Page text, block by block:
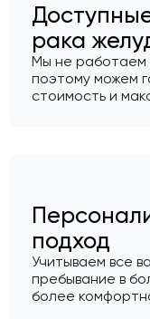
рака
Мы не работаем
поэтому можем
стоимость и
подход
Учитываем все
пребывание в
более